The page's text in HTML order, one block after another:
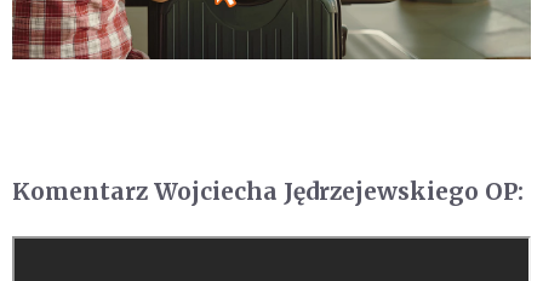
Komentarz Wojciecha Jędrzejewskiego OP: